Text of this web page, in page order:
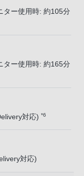
ター使用時: 約105分
ター使用時: 約165分
対応) *6
対応)